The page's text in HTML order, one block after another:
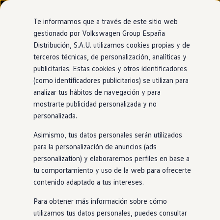
Ir
directamente
al contenido
Ir
directamente
al pie de
página
Nuevo ID. Cross
Vehículos Comerciales
Compra y ofertas
Volkswagen nuevo en stock
Volkswagen de ocasión
Financiación
My Renting
My Way
Seguros
Empresas
Autoescuelas
Eléctricos e híbridos
Más sobre híbridos
Plan Auto +
Etiquetas DGT
Simulador de autonomía, carga y ahorro
Carga y autonomía
Soluciones de carga
Tarifas de carga
Carga en casa
Modos de carga
Concesionario y taller oficial de Volkswagen
Centrowagen Mérida
Te informamos que a través de este sitio web
gestionado por Volkswagen Group España
Distribución, S.A.U. utilizamos cookies propias y de
terceros técnicas, de personalización, analíticas y
publicitarias. Estas cookies y otros identificadores
(como identificadores publicitarios) se utilizan para
analizar tus hábitos de navegación y para
mostrarte publicidad personalizada y no
personalizada.
Asimismo, tus datos personales serán utilizados
para la personalización de anuncios (ads
personalization) y elaboraremos perfiles en base a
tu comportamiento y uso de la web para ofrecerte
contenido adaptado a tus intereses.
Para obtener más información sobre cómo
utilizamos tus datos personales, puedes consultar